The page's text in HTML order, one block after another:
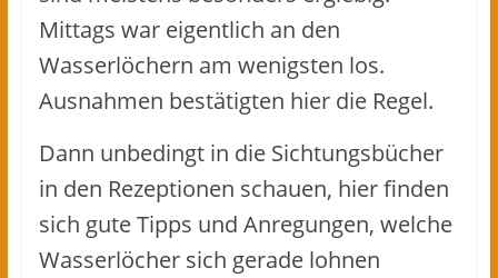
Mittags war eigentlich an den
Wasserlöchern am wenigsten los.
Ausnahmen bestätigten hier die Regel.
Dann unbedingt in die Sichtungsbücher
in den Rezeptionen schauen, hier finden
sich gute Tipps und Anregungen, welche
Wasserlöcher sich gerade lohnen